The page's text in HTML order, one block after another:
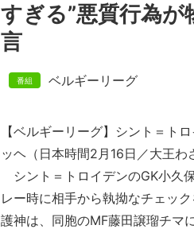
すぎる”悪質行為
言
ベルギーリーグ
【ベルギーリーグ】シント＝ト
ッヘ（日本時間2月16日／大王わ
シント＝トロイデンのGK小久
レー時に相手から執拗なチェッ
護神は、同胞のMF藤田譲瑠チマ